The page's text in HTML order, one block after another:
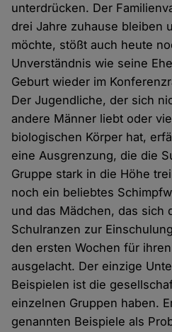
unterdrücken. Der
drei Jahre zuhause bleiben
möchte, stößt auch heute
Unverständnis wie seine
Geburt wieder im
Der Jugendliche, der sich
andere Männer liebt oder
biologischen Körper hat,
eine Ausgrenzung, die die
Gruppe stark in die Höhe
noch ein beliebtes
und das Mädchen, das sich
Schulranzen zur
den ersten Wochen für
ausgelacht. Der einzige
Beispielen ist die
einzelnen Gruppen haben.
genannten Beispiele als